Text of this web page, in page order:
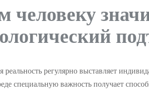
человеку
реальность регулярно выставляет
специальную важность получает